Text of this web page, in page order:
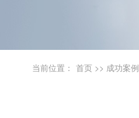
当前位置： 首页 >> 成功案例